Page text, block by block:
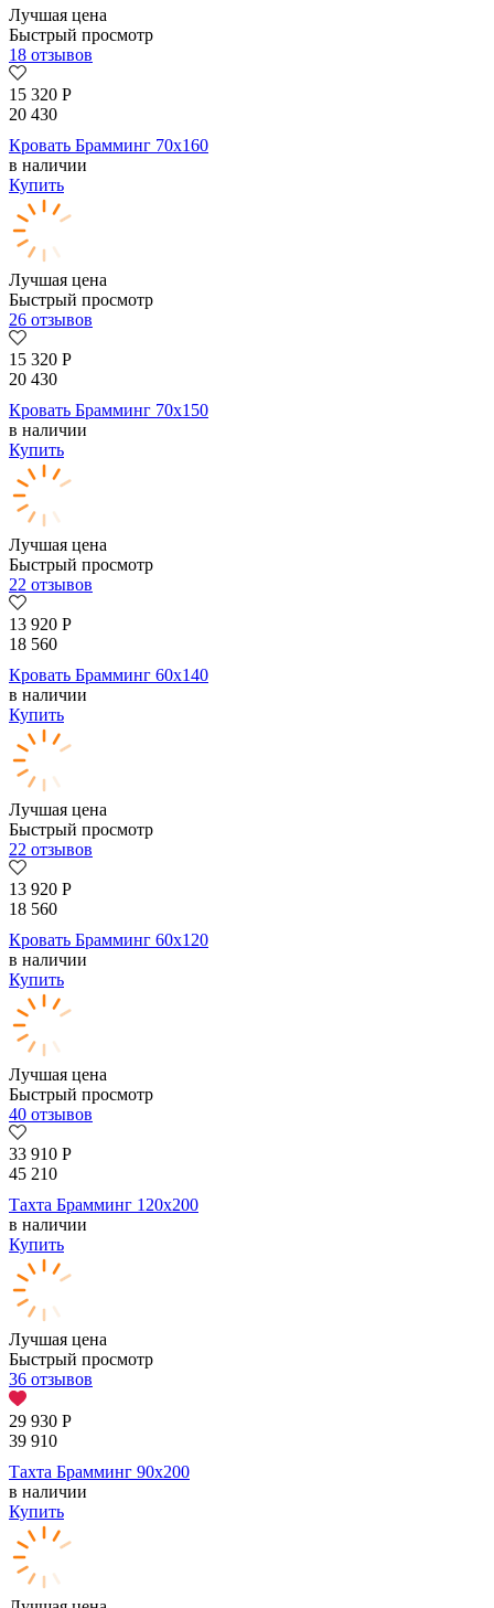
Лучшая цена
Быстрый просмотр
18 отзывов
15 320 Р
20 430
Кровать Брамминг 70х160
в наличии
Купить
Лучшая цена
Быстрый просмотр
26 отзывов
15 320 Р
20 430
Кровать Брамминг 70х150
в наличии
Купить
Лучшая цена
Быстрый просмотр
22 отзывов
13 920 Р
18 560
Кровать Брамминг 60х140
в наличии
Купить
Лучшая цена
Быстрый просмотр
22 отзывов
13 920 Р
18 560
Кровать Брамминг 60х120
в наличии
Купить
Лучшая цена
Быстрый просмотр
40 отзывов
33 910 Р
45 210
Тахта Брамминг 120х200
в наличии
Купить
Лучшая цена
Быстрый просмотр
36 отзывов
29 930 Р
39 910
Тахта Брамминг 90х200
в наличии
Купить